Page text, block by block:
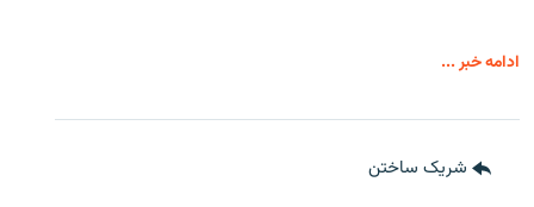
ادامه خبر ...
شریک ساختن